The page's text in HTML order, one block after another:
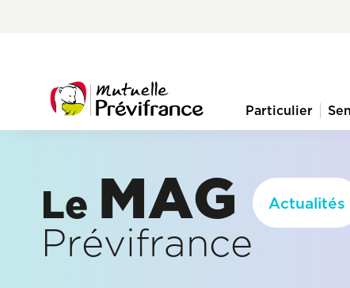
Navigation
principale
Particulier
Le MAG
Prévifrance
Actualités